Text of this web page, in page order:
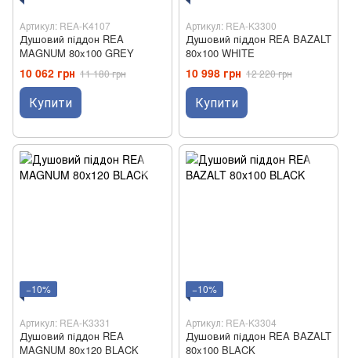
Артикул: REA-K4107
Душовий піддон REA
MAGNUM 80x100 GREY
10 062 грн 11 180 грн
Купити
Артикул: REA-K3300
Душовий піддон REA BAZALT
80x100 WHITE
10 998 грн 12 220 грн
Купити
−10%
Артикул: REA-K3331
Душовий піддон REA
MAGNUM 80x120 BLACK
−10%
Артикул: REA-K3304
Душовий піддон REA BAZALT
80x100 BLACK